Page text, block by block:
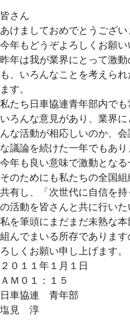
皆さん
あけましておめでとうござい
今年もどうぞよろしくお願い
昨年は我が業界にとって激
も、いろんなことを考えら
ます。
私たち日車協連青年部内でも
いろんな意見があり、業界
んな活動が相応しいのか、
な議論を続けた一年でもあり
今年も良い意味で激動となる
そのためにも私たちの全国
共有し、「次世代に自信を
の活動を皆さんと共に行いた
私を筆頭にまだまだ未熟な
組んでまいる所存でありま
ろしくお願い申し上げます。
２０１１年１月１日
ＡＭ０１：１５
日車協連 青年部
塩見 淳